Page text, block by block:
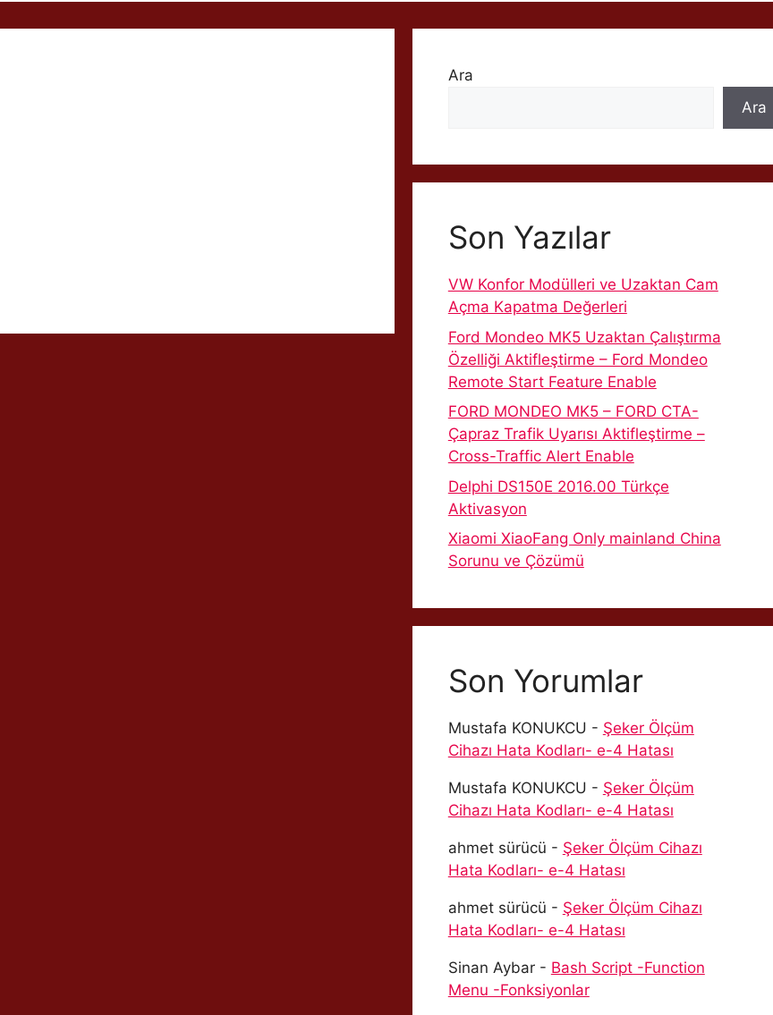
Ara
Ara
Son Yazılar
VW Konfor Modülleri ve Uzaktan Cam
Açma Kapatma Değerleri
Ford Mondeo MK5 Uzaktan Çalıştırma
Özelliği Aktifleştirme – Ford Mondeo
Remote Start Feature Enable
FORD MONDEO MK5 – FORD CTA-
Çapraz Trafik Uyarısı Aktifleştirme –
Cross-Traffic Alert Enable
Delphi DS150E 2016.00 Türkçe
Aktivasyon
Xiaomi XiaoFang Only mainland China
Sorunu ve Çözümü
Son Yorumlar
Mustafa KONUKCU - Şeker Ölçüm
Cihazı Hata Kodları- e-4 Hatası
Mustafa KONUKCU - Şeker Ölçüm
Cihazı Hata Kodları- e-4 Hatası
ahmet sürücü - Şeker Ölçüm Cihazı
Hata Kodları- e-4 Hatası
ahmet sürücü - Şeker Ölçüm Cihazı
Hata Kodları- e-4 Hatası
Sinan Aybar- Bash Script -Function
Menu -Fonksiyonlar